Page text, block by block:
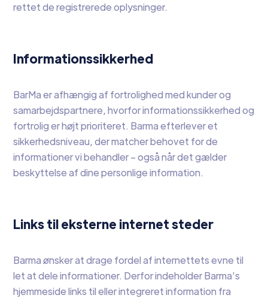
rettet de registrerede oplysninger.
Informationssikkerhed
BarMa er afhængig af fortrolighed med kunder og
samarbejdspartnere, hvorfor informationssikkerhed og
fortrolig er højt prioriteret. Barma efterlever et
sikkerhedsniveau, der matcher behovet for de
informationer vi behandler – også når det gælder
beskyttelse af dine personlige information.
Links til eksterne internet steder
Barma ønsker at drage fordel af internettets evne til
let at dele informationer. Derfor indeholder Barma’s
hjemmeside links til eller integreret information fra